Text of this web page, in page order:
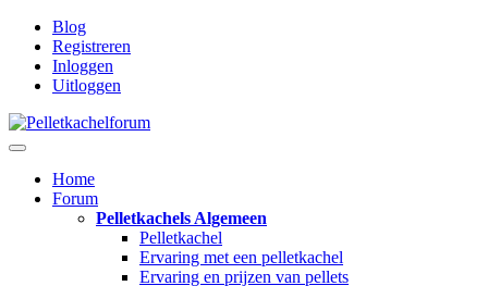
Blog
Registreren
Inloggen
Uitloggen
Home
Forum
Pelletkachels Algemeen
Pelletkachel
Ervaring met een pelletkachel
Ervaring en prijzen van pellets